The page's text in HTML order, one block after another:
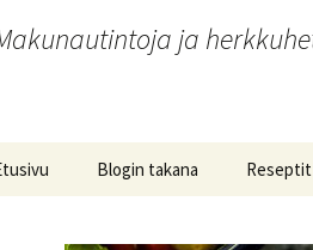
ja
Blogin takana